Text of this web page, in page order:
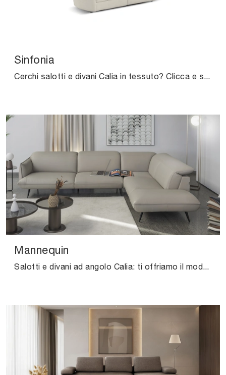
Sinfonia
Cerchi salotti e divani Calia in tessuto? Clicca e scopri di più sul modello Sinfonia per spazi moderni.
Mannequin
Salotti e divani ad angolo Calia: ti offriamo il modello Mannequin in pelle per valorizzare il soggiorno.